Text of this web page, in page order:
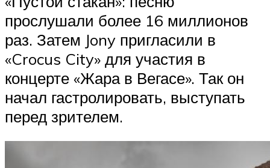
прослушали более 16 миллионов
раз. Затем Jony пригласили в
«Crocus City» для участия в
концерте «Жара в Вегасе». Так он
начал гастролировать, выступать
перед зрителем.